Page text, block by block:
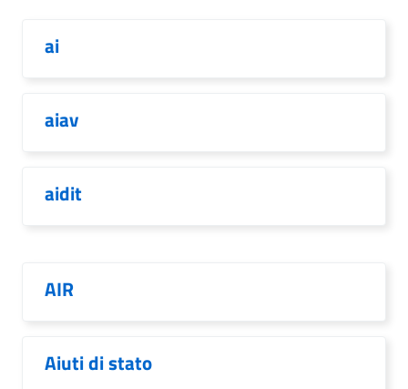
ai
aiav
aidit
AIR
Aiuti di stato